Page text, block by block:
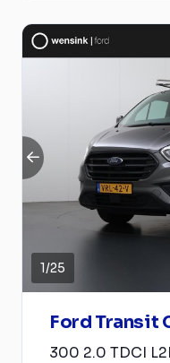
1/25
Ford Transit
300 2.0 TDCI